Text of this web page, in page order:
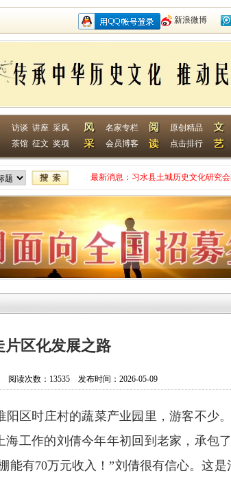
新浪微博
访谈 讲座 采风
茶馆 征文 奖项
名家专栏
会员博客
原创精品
点击排行
最新消息： 习水县土城历史文化研究
贵州省毕节作家何翌勋签约
“战友拉手·同创戎耀”首次
贵州省纪实文学学会作家
江苏淮安作家张成签约西
抗日老兵银发闪亮 107岁壮
贵州省纪实文学学会换届
中国作协会员、重庆作家
片区化发展之路
读次数：13535 发布时间：2026-05-09
阳区时庄村的蔬菜产业园里，游客不少
工作的刘倩今年年初回到老家，承包了
能有70万元收入！”刘倩很有信心。这是